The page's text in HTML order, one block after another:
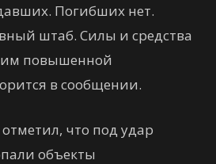
Погибших нет.
штаб. Силы и средства
повышенной
в сообщении.
что под удар
объекты